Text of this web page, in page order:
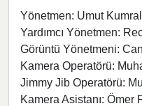
Yönetmen: Umut
Yardımcı Yönetmen:
Görüntü Yönetmeni:
Kamera Operatörü:
Jimmy Jib Operatörü:
Kamera Asistanı: Ömer